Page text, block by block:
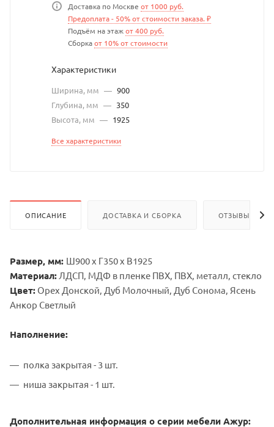
Доставка по Москве от 1000 руб.
Предоплата - 50% от стоимости заказа. ₽
Подъём на этажот 400 руб.
Сборкаот 10% от стоимости
Характеристики
Ширина, мм — 900
Глубина, мм — 350
Высота, мм — 1925
Все характеристики
ОПИСАНИЕ ДОСТАВКА И СБОРКА ОТЗЫВЫ
Размер, мм: Ш900 х Г350 х В1925
Материал: ЛДСП, МДФ в пленке ПВХ, ПВХ, металл, стекло
Цвет: Орех Донской, Дуб Молочный, Дуб Сонома, Ясень
Анкор Светлый
Наполнение:
полка закрытая - 3 шт.
ниша закрытая - 1 шт.
Дополнительная информация о серии мебели Ажур: